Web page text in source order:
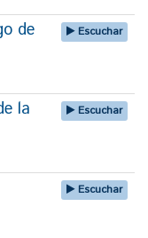
de Escuchar
la Escuchar
Escuchar